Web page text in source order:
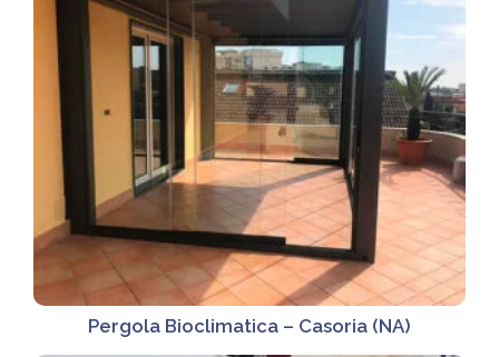
Pergola Bioclimatica – Casoria (NA)